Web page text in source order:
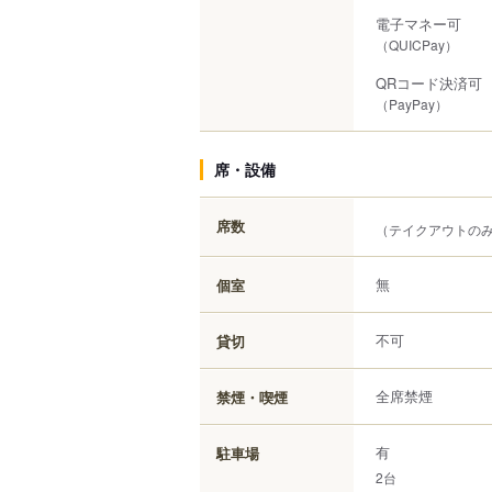
電子マネー可
（QUICPay）
QRコード決済可
（PayPay）
席・設備
席数 （テイクアウトの
個室 無
貸切 不可
禁煙・喫煙 全席禁煙
駐車場 有
2台